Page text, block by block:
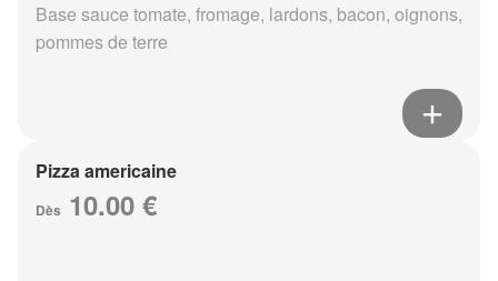
Base sauce tomate, fromage, lardons, bacon, oignons,
pommes de terre
Pizza americaine
Dès 10.00 €